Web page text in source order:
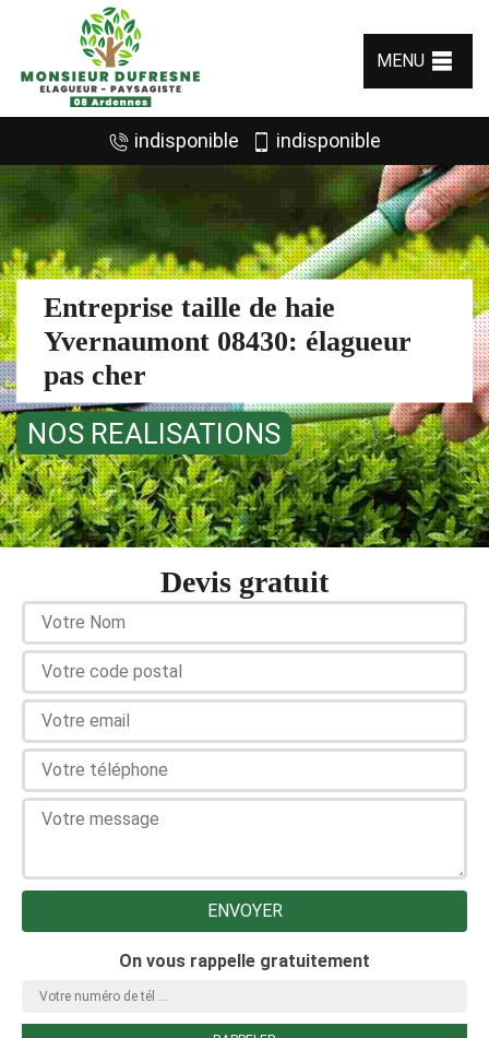
MENU
indisponible indisponible
Entreprise taille de haie
Yvernaumont 08430: élagueur
pas cher
NOS REALISATIONS
Devis gratuit
On vous rappelle gratuitement